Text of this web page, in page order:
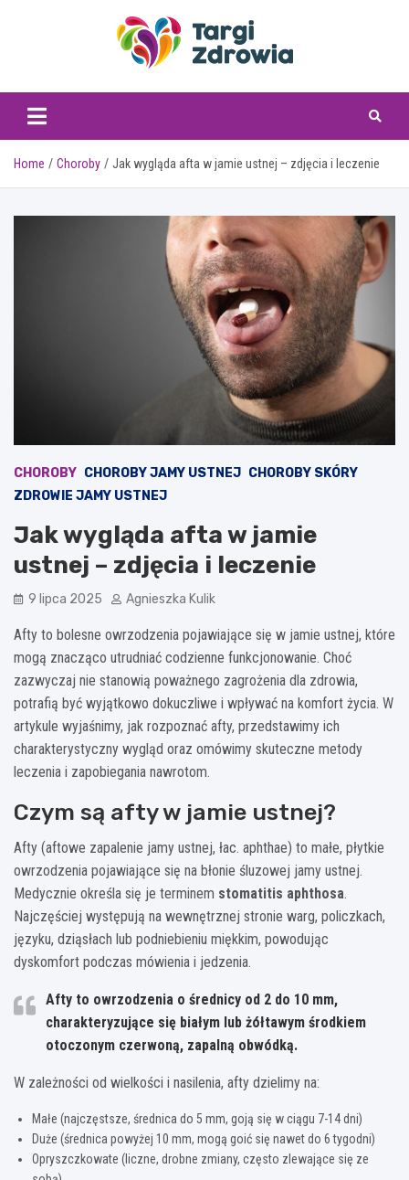
targizdrowia.pl
Home Choroby Jak wygląda afta w jamie ustnej – zdjęcia i leczenie
CHOROBY CHOROBY JAMY USTNEJ CHOROBY SKÓRY
ZDROWIE JAMY USTNEJ
Jak wygląda afta w jamie
ustnej – zdjęcia i leczenie
9 lipca 2025 Agnieszka Kulik
Afty to bolesne owrzodzenia pojawiające się w jamie ustnej, które
mogą znacząco utrudniać codzienne funkcjonowanie. Choć
zazwyczaj nie stanowią poważnego zagrożenia dla zdrowia,
potrafią być wyjątkowo dokuczliwe i wpływać na komfort życia. W
artykule wyjaśnimy, jak rozpoznać afty, przedstawimy ich
charakterystyczny wygląd oraz omówimy skuteczne metody
leczenia i zapobiegania nawrotom.
Czym są afty w jamie ustnej?
Afty (aftowe zapalenie jamy ustnej, łac. aphthae) to małe, płytkie
owrzodzenia pojawiające się na błonie śluzowej jamy ustnej.
Medycznie określa się je terminem stomatitis aphthosa.
Najczęściej występują na wewnętrznej stronie warg, policzkach,
języku, dziąsłach lub podniebieniu miękkim, powodując
dyskomfort podczas mówienia i jedzenia.
Afty to owrzodzenia o średnicy od 2 do 10 mm,
charakteryzujące się białym lub żółtawym środkiem
otoczonym czerwoną, zapalną obwódką.
W zależności od wielkości i nasilenia, afty dzielimy na:
Małe (najczęstsze, średnica do 5 mm, goją się w ciągu 7-14 dni)
Duże (średnica powyżej 10 mm, mogą goić się nawet do 6 tygodni)
Opryszczkowate (liczne, drobne zmiany, często zlewające się ze